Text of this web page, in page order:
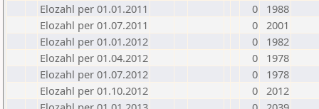
Elozahl per 01.01.2011
0
1988
Elozahl per 01.07.2011
0 2001
Elozahl per 01.01.2012
0
1982
Elozahl per 01.04.2012
0
1978
Elozahl per 01.07.2012
0
1978
Elozahl per 01.10.2012
0 2012